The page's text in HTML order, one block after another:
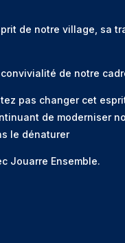
de notre village, sa
de notre
pas changer cet
de moderniser
le dénaturer
Jouarre Ensemble.